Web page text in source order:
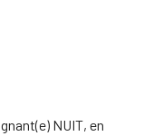
NUIT, en